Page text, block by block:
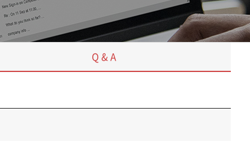
Q & A